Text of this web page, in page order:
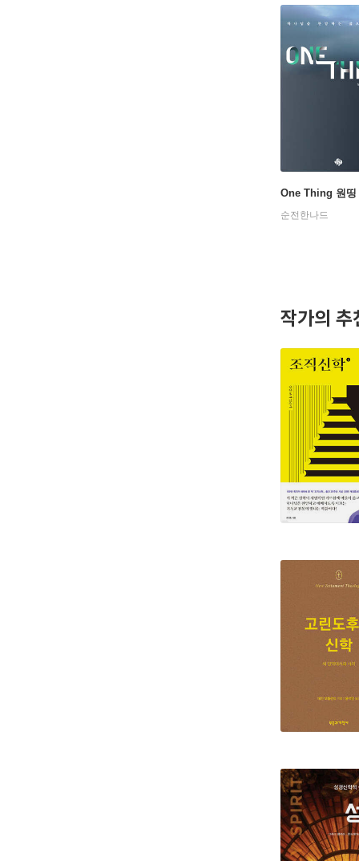
One Thing 원띵
순전한나드
작가의 추